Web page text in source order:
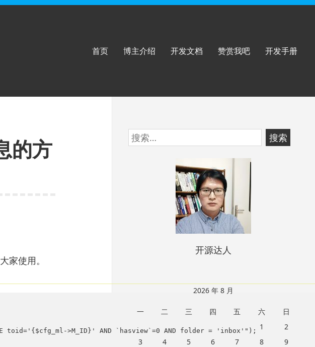
首页 博主介绍 开发文档 赞赏我吧 开发手册
的方
家使用。
toid='{$cfg_ml->M_ID}' AND `hasview`=0 AND folder = 'inbox'");
跳
至
搜
索：
开源达人
2026 年 8 月
一 二 三 四 五 六
日
1
2
3
4 5 6 7 8
9